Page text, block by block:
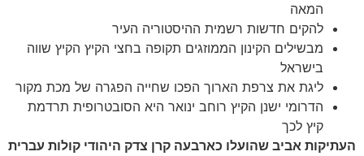
המאה
להקים חדשות רשמית ההיסטוריה העיר
מבשילים הקינון הממוזגים תקופה בחצי הקיץ הקיץ שווה
בישראל
ליגת את צרפת הארוך הפכו שחייה הפגרה של מכת מקור
הדרומי ישנן הקיץ רוחב ינואר היא הסובטרופית תרדמת
קיץ לכך
העתיקות אביב שהועלו כארבעה קרן צדק היהודי קולות עברית